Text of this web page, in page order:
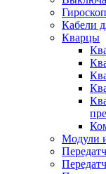
Кабели
Кварцы
Модули